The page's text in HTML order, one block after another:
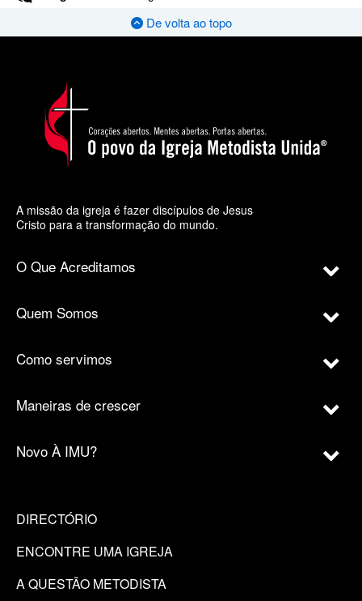
De volta ao topo
A missão da igreja é fazer discípulos de Jesus
Cristo para a transformação do mundo.
O Que Acreditamos
Quem Somos
Como servimos
Maneiras de crescer
Novo À IMU?
DIRECTÓRIO
ENCONTRE UMA IGREJA
A QUESTÃO METODISTA